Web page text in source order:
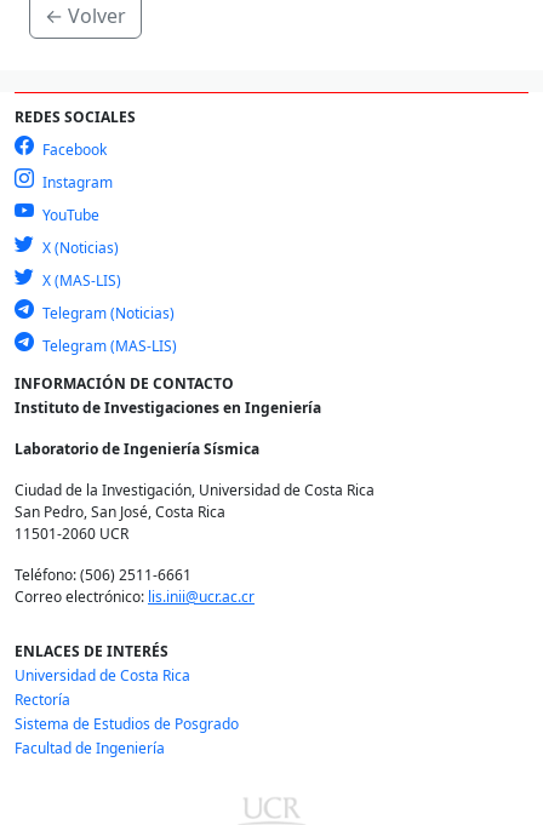
← Volver
REDES SOCIALES
Facebook
Instagram
YouTube
X (Noticias)
X (MAS-LIS)
Telegram (Noticias)
Telegram (MAS-LIS)
INFORMACIÓN DE CONTACTO
Instituto de Investigaciones en Ingeniería
Laboratorio de Ingeniería Sísmica
Ciudad de la Investigación, Universidad de Costa Rica
San Pedro, San José, Costa Rica
11501-2060 UCR
Teléfono: (506) 2511-6661
Correo electrónico: lis.inii@ucr.ac.cr
ENLACES DE INTERÉS
Universidad de Costa Rica
Rectoría
Sistema de Estudios de Posgrado
Facultad de Ingeniería